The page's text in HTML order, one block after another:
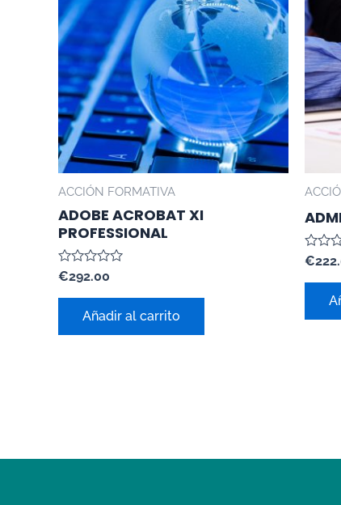
ACCIÓN FORMATIVA
ADOBE ACROBAT XI
PROFESSIONAL
Valorado
0
€292.00
Añadir al carrito
0
€